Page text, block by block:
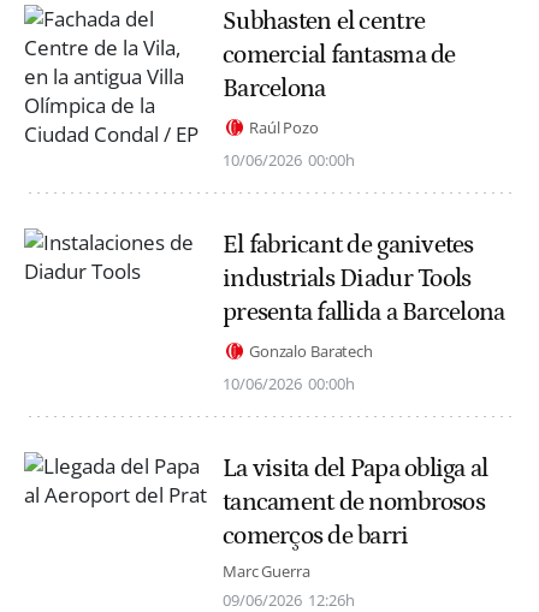
Subhasten el centre
comercial fantasma de
Barcelona
Raúl Pozo
10/06/2026 00:00h
El fabricant de ganivetes
industrials Diadur Tools
presenta fallida a Barcelona
Gonzalo Baratech
10/06/2026 00:00h
La visita del Papa obliga al
tancament de nombrosos
comerços de barri
Marc Guerra
09/06/2026 12:26h